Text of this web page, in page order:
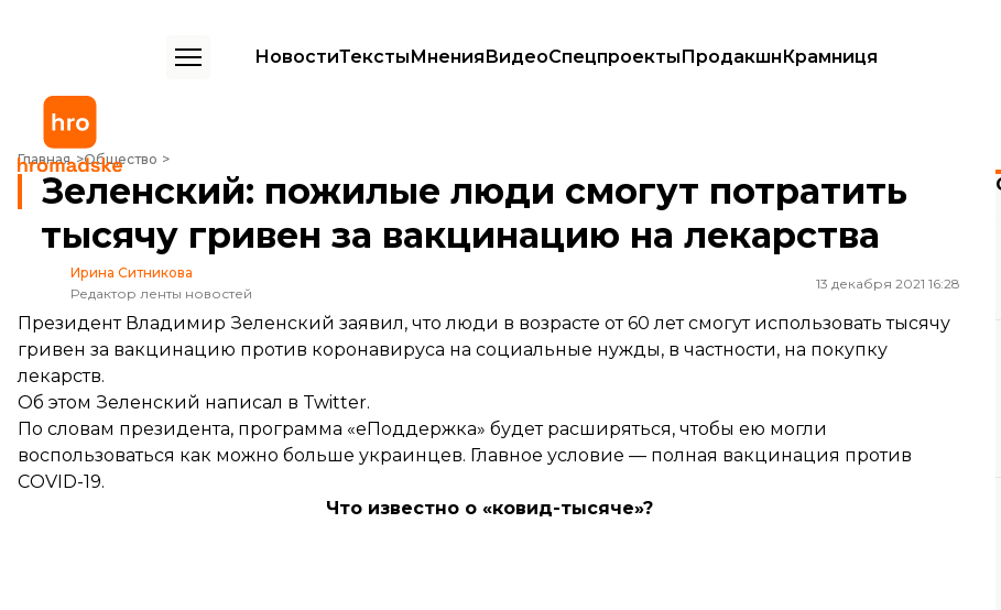
НовостиТекстыМненияВидеоСпецпроектыПродакшнКрамниця
Главная Общество
Зеленский: пожилые люди смогут потратить тысячу гривен за вакцинацию на лекарства
Зеленский: пожилые люди смогут потратить
тысячу гривен за вакцинацию на лекарства
Ирина Ситникова
Редактор ленты новостей
13 декабря 2021 16:28
Президент Владимир Зеленский заявил, что люди в возрасте от 60 лет смогут использовать тысячу
гривен за вакцинацию против коронавируса на социальные нужды, в частности, на покупку
лекарств.
Об этом Зеленский написал в Twitter.
По словам президента, программа «еПоддержка» будет расширяться, чтобы ею могли
воспользоваться как можно больше украинцев. Главное условие — полная вакцинация против
COVID-19.
Что известно о «ковид-тысяче»?